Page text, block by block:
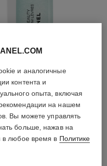
4
ПРОДУКТОВ
и аналогичные
контента и
опыта, включая
на нашем
Вы можете управлять
больше, нажав на
в любое время в Политике